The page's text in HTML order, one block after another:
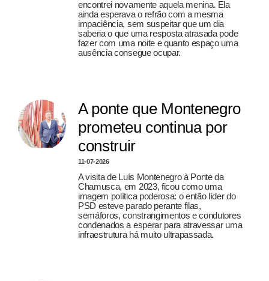
encontrei novamente aquela menina. Ela
ainda esperava o refrão com a mesma
impaciência, sem suspeitar que um dia
saberia o que uma resposta atrasada pode
fazer com uma noite e quanto espaço uma
ausência consegue ocupar.
A ponte que Montenegro
prometeu continua por
construir
11-07-2026
A visita de Luís Montenegro à Ponte da
Chamusca, em 2023, ficou como uma
imagem política poderosa: o então líder do
PSD esteve parado perante filas,
semáforos, constrangimentos e condutores
condenados a esperar para atravessar uma
infraestrutura há muito ultrapassada.